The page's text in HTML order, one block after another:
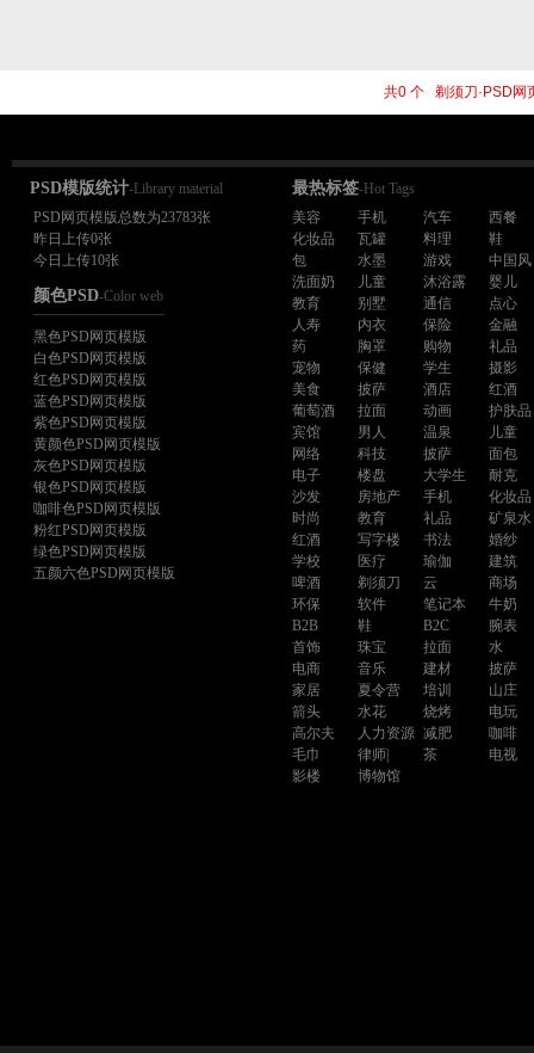
共0 个 剃须刀·PSD
PSD模版统计-Library material
PSD网页模版总数为23783张
昨日上传0张
今日上传10张
颜色PSD-Color web
黑色PSD网页模版
白色PSD网页模版
红色PSD网页模版
蓝色PSD网页模版
紫色PSD网页模版
黄颜色PSD网页模版
灰色PSD网页模版
银色PSD网页模版
咖啡色PSD网页模版
粉红PSD网页模版
绿色PSD网页模版
五颜六色PSD网页模版
最热标签-Hot Tags
美容
手机 汽车
西餐
化妆品
瓦罐 料理
鞋
包
水墨 游戏
中国风
洗面奶
儿童 沐浴露
婴儿
教育
别墅 通信
点心
人寿
内衣 保险
金融
药
胸罩 购物
礼品
宠物
保健 学生
摄影
美食
披萨 酒店
红酒
葡萄酒
拉面 动画
护肤品
宾馆
男人 温泉
儿童
网络
科技 披萨
面包
电子
楼盘 大学生
耐克
沙发
房地产 手机
化妆品
时尚
教育 礼品
矿泉水
红酒
写字楼 书法
婚纱
学校
医疗 瑜伽
建筑
啤酒
剃须刀 云
商场
环保
软件 笔记本
牛奶
B2B
鞋 B2C
腕表
首饰
珠宝 拉面
水
电商
音乐 建材
披萨
家居
夏令营 培训
山庄
箭头
水花 烧烤
电玩
高尔夫
人力资源 减肥
咖啡
毛巾
律师| 茶
电视
影楼
博物馆